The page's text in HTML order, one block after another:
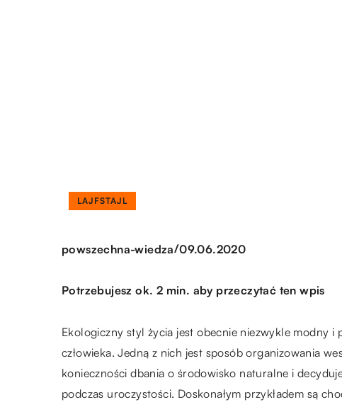
LAJFSTAJL
powszechna-wiedza/09.06.2020
Potrzebujesz ok. 2 min. aby przeczytać ten wpis
Ekologiczny styl życia jest obecnie niezwykle modny
człowieka. Jedną z nich jest sposób organizowania
konieczności dbania o środowisko naturalne i
podczas uroczystości. Doskonałym przykładem są